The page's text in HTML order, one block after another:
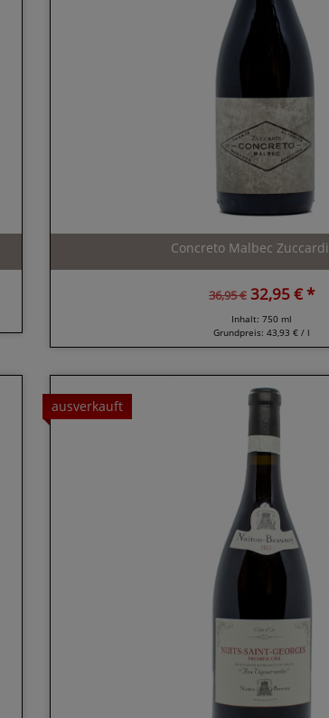
Concreto Malbec
36,95 € 32,95 € *
Inhalt: 750 ml
Grundpreis: 43,93 € / l
ausverkauft